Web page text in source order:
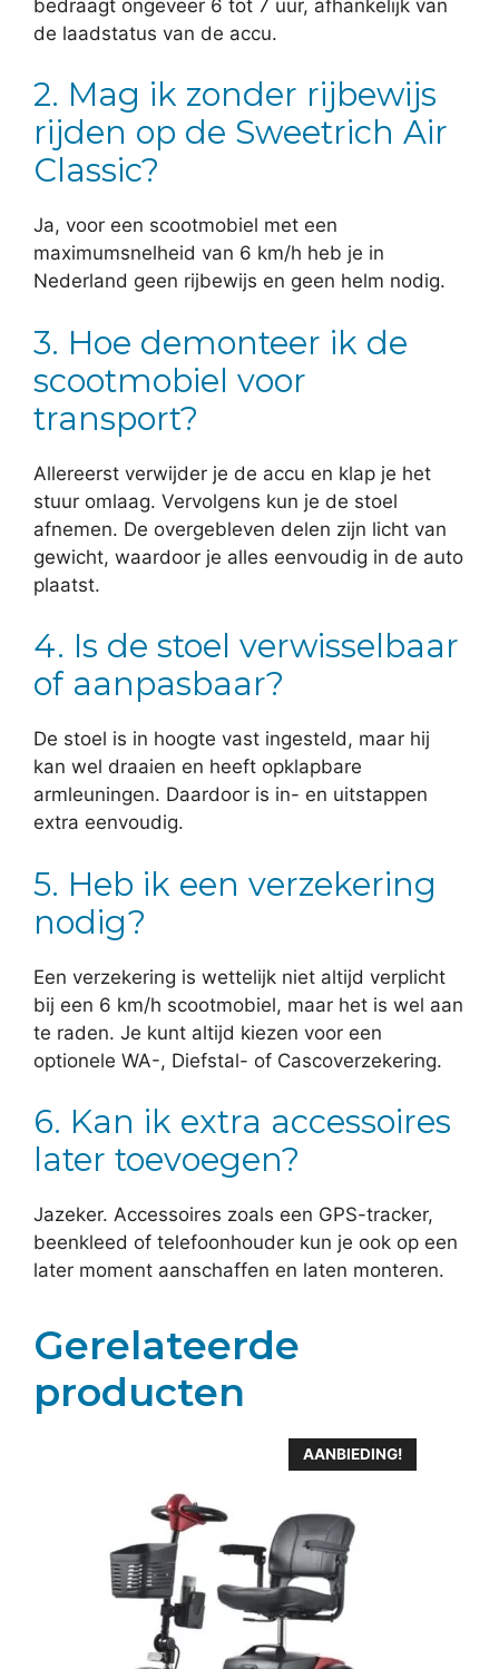
bedraagt ongeveer 6 tot 7 uur, afhankelijk van
de laadstatus van de accu.
2. Mag ik zonder rijbewijs
rijden op de Sweetrich Air
Classic?
Ja, voor een scootmobiel met een
maximumsnelheid van 6 km/h heb je in
Nederland geen rijbewijs en geen helm nodig.
3. Hoe demonteer ik de
scootmobiel voor
transport?
Allereerst verwijder je de accu en klap je het
stuur omlaag. Vervolgens kun je de stoel
afnemen. De overgebleven delen zijn licht van
gewicht, waardoor je alles eenvoudig in de auto
plaatst.
4. Is de stoel verwisselbaar
of aanpasbaar?
De stoel is in hoogte vast ingesteld, maar hij
kan wel draaien en heeft opklapbare
armleuningen. Daardoor is in- en uitstappen
extra eenvoudig.
5. Heb ik een verzekering
nodig?
Een verzekering is wettelijk niet altijd verplicht
bij een 6 km/h scootmobiel, maar het is wel aan
te raden. Je kunt altijd kiezen voor een
optionele WA-, Diefstal- of Cascoverzekering.
6. Kan ik extra accessoires
later toevoegen?
Jazeker. Accessoires zoals een GPS-tracker,
beenkleed of telefoonhouder kun je ook op een
later moment aanschaffen en laten monteren.
Gerelateerde
producten
AANBIEDING!